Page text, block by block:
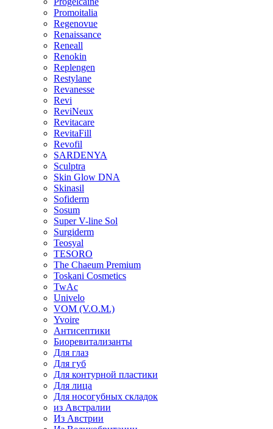
Promoitalia
Regenovue
Renaissance
Reneall
Renokin
Replengen
Restylane
Revanesse
Revi
ReviNeux
Revitacare
RevitaFill
Revofil
SARDENYA
Sculptra
Skin Glow DNA
Skinasil
Sofiderm
Sosum
Super V-line Sol
Surgiderm
Teosyal
TESORO
The Chaeum Premium
Toskani Cosmetics
TwAc
Univelo
VOM (V.O.M.)
Yvoire
Антисептики
Биоревитализанты
Для глаз
Для губ
Для контурной пластики
Для лица
Для носогубных складок
из Австралии
Из Австрии